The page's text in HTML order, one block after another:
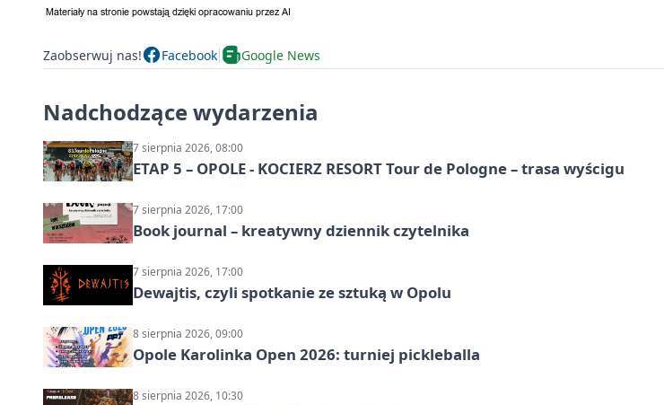
Zaobserwuj nas! Facebook Google News
Nadchodzące wydarzenia
7 sierpnia 2026, 08:00
ETAP 5 – OPOLE - KOCIERZ RESORT Tour de Pologne – trasa wyścigu
7 sierpnia 2026, 17:00
Book journal – kreatywny dziennik czytelnika
7 sierpnia 2026, 17:00
Dewajtis, czyli spotkanie ze sztuką w Opolu
8 sierpnia 2026, 09:00
Opole Karolinka Open 2026: turniej pickleballa
8 sierpnia 2026, 10:30